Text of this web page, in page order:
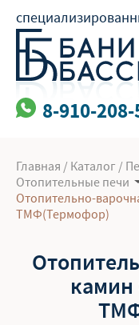
8-910-
Главная / Каталог /
Отопительные печи
Отопительно-
ТМФ(Термофор)
камин